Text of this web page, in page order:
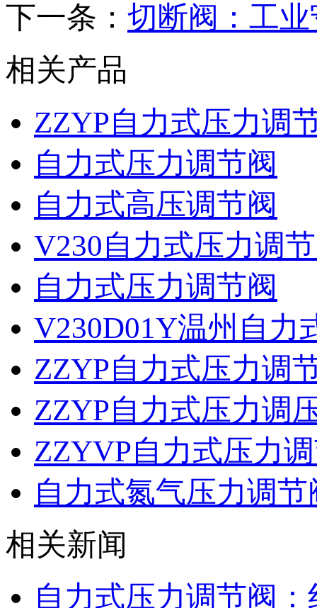
下一条： 切断阀：工
相关产品
ZZYP自力式压力调
自力式压力调节阀
自力式高压调节阀
V230自力式压力调
自力式压力调节阀
V230D01Y温州自力
ZZYP自力式压力调
ZZYP自力式压力调
ZZYVP自力式压力
自力式氮气压力调节
相关新闻
自力式压力调节阀